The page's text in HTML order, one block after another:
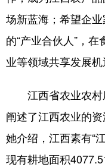
场新蓝海；希望企
的“产业合伙人”，
业等领域共享发展机
江西省农业农村
阐述了江西农业的
她介绍，江西素有“
现有耕地面积